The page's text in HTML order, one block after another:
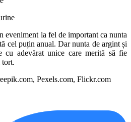
eveniment la fel de important ca nunta
cel puțin anual. Dar nunta de argint și
cu adevărat unice care merită să fie
tort.
Pexels.com, Flickr.com